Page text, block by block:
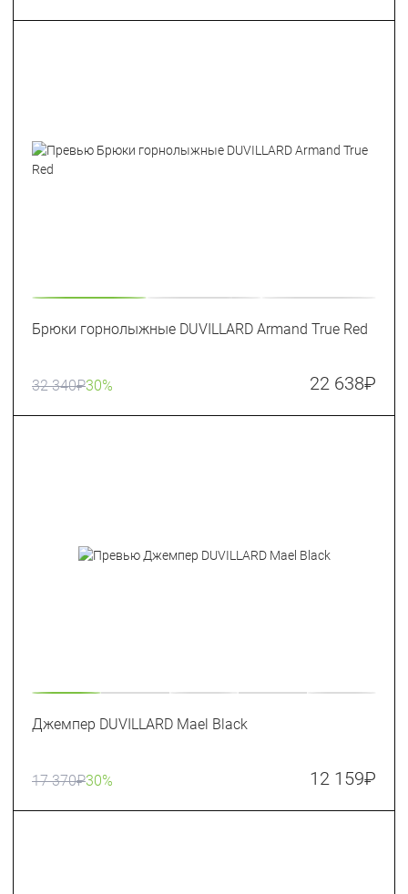
Брюки горнолыжные DUVILLARD Armand True Red
32 340₽30% 22 638₽
Джемпер DUVILLARD Mael Black
17 370₽30% 12 159₽